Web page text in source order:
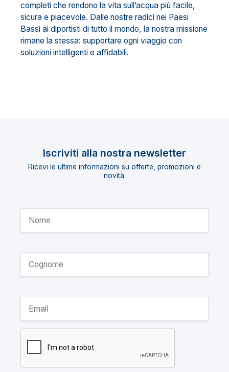
completi che rendono la vita sull’acqua più facile,
sicura e piacevole. Dalle nostre radici nei Paesi
Bassi ai diportisti di tutto il mondo, la nostra missione
rimane la stessa: supportare ogni viaggio con
soluzioni intelligenti e affidabili.
Iscriviti alla nostra newsletter
Ricevi le ultime informazioni su offerte, promozioni e
novità.